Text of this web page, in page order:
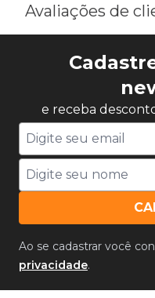
Avaliações de
e receba
Ao se cadastrar você
privacidade.